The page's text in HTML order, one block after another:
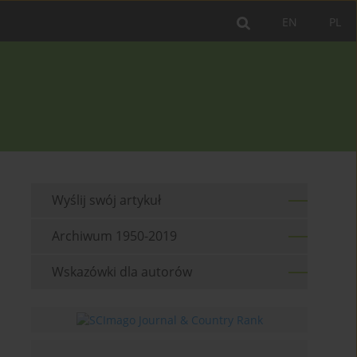
PL
EN
Wyślij swój artykuł
Archiwum 1950-2019
Wskazówki dla autorów